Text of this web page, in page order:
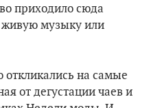
приходило сюда
живую музыку или
откликались на самые
от дегустации чаев и